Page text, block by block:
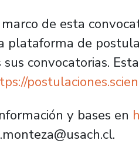
de esta
plataforma de
sus convocatorias.
y bases en